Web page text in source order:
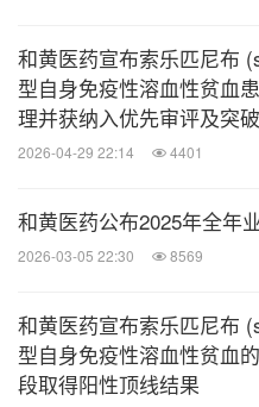
性疾病的靶向药物和免
5,000名员工，其中核心
1,800人的团队。自成立
创新肿瘤药物现已在中国
情，请访问：
武田重要提示
和黄医药宣布索乐匹尼布
型自身免疫性溶血性贫血
理并获纳入优先审评及突
2026-04-29 22:14 4401
和黄医药公布2025年全年
2026-03-05 22:30 8569
和黄医药宣布索乐匹尼布
型自身免疫性溶血性贫血
段取得阳性顶线结果